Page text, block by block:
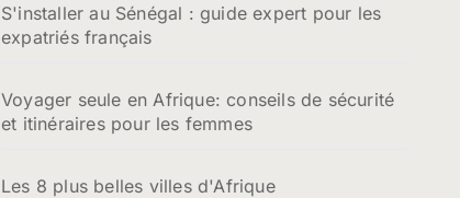
S'installer au Sénégal : guide expert pour les
expatriés français
Voyager seule en Afrique: conseils de sécurité
et itinéraires pour les femmes
Les 8 plus belles villes d'Afrique